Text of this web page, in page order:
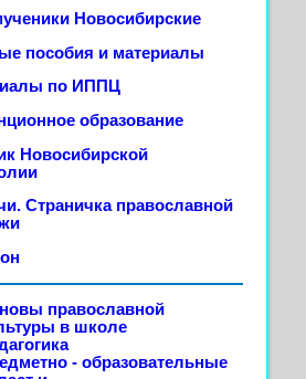
Новосибирские
пособия и материалы
по ИППЦ
образование
Новосибирской
Страничка православной
православной
в школе
- образовательные